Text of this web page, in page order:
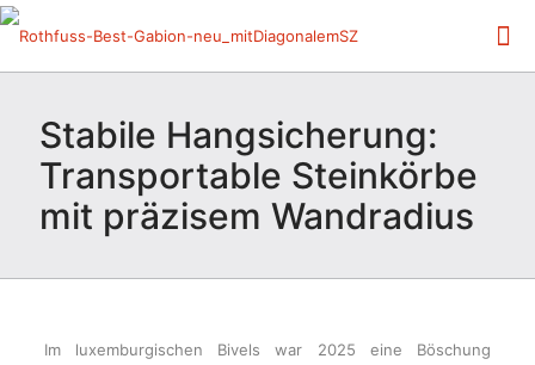
Stabile Hangsicherung:
Transportable Steinkörbe
mit präzisem Wandradius
Im luxemburgischen Bivels war 2025 eine Böschung